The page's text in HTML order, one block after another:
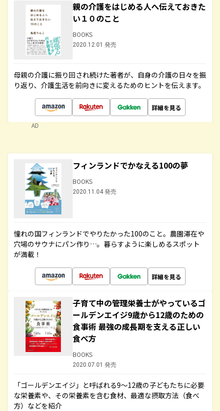
親の介護をはじめる人へ伝えておきた
い１０のこと
BOOKS
2020.12.01 発売
母親の介護に振り回され続けた著者が、自身の介護の日々を振
り返り、介護生活を前向きに変えるためのヒントを伝えます。
詳細を見る
AD
フィンランドでかなえる100の夢
BOOKS
2020.11.04 発売
憧れの国フィンランドでやりたかった100のこと。農園滞在や
穴場のサウナにパン作り…。暮らすように楽しめるスポット
が満載！
詳細を見る
子育て中の管理栄養士がやっているゴ
ールデンエイジ9歳から12歳のための
食事術 最強の成長期を支える正しい
食べ方
BOOKS
2020.07.01 発売
「ゴールデンエイジ」と呼ばれる9～12歳の子どもたちに必要
な栄養素や、その栄養素を含む食材、最適な摂取方法（食べ
方）などを紹介